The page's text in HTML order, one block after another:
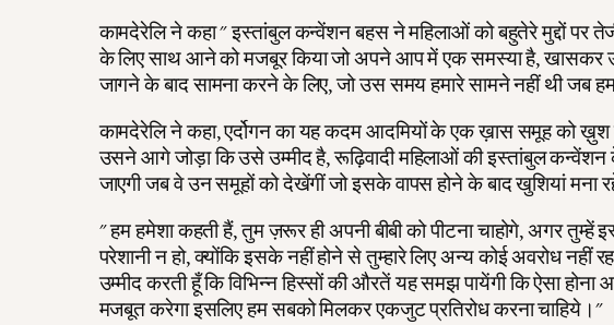
कामदेरेलि ने कहा " इस्तांबुल कन्वेंशन बहस ने महिलाओं को बहुतेरे मुद्दों पर
के लिए साथ आने को मजबूर किया जो अपने आप में एक समस्या है, खासकर
जागने के बाद सामना करने के लिए, जो उस समय हमारे सामने नहीं थी जब
कामदेरेलि ने कहा, एर्दोगन का यह कदम आदमियों के एक ख़ास समूह को
उसने आगे जोड़ा कि उसे उम्मीद है, रूढ़िवादी महिलाओं की इस्तांबुल कन्वेंशन
जाएगी जब वे उन समूहों को देखेंगीं जो इसके वापस होने के बाद खुशियां मना
" हम हमेशा कहती हैं, तुम ज़रूर ही अपनी बीबी को पीटना चाहोगे, अगर तुम्हें
परेशानी न हो, क्योंकि इसके नहीं होने से तुम्हारे लिए अन्य कोई अवरोध नहीं
उम्मीद करती हूँ कि विभिन्न हिस्सों की औरतें यह समझ पायेंगी कि ऐसा होना
मजबूत करेगा इसलिए हम सबको मिलकर एकजुट प्रतिरोध करना चाहिये।"